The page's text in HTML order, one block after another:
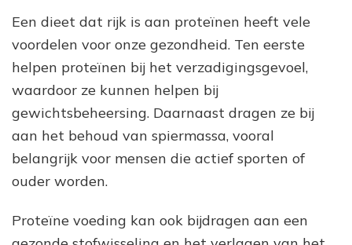
Een dieet dat rijk is aan proteïnen heeft vele
voordelen voor onze gezondheid. Ten eerste
helpen proteïnen bij het verzadigingsgevoel,
waardoor ze kunnen helpen bij
gewichtsbeheersing. Daarnaast dragen ze bij
aan het behoud van spiermassa, vooral
belangrijk voor mensen die actief sporten of
ouder worden.
Proteïne voeding kan ook bijdragen aan een